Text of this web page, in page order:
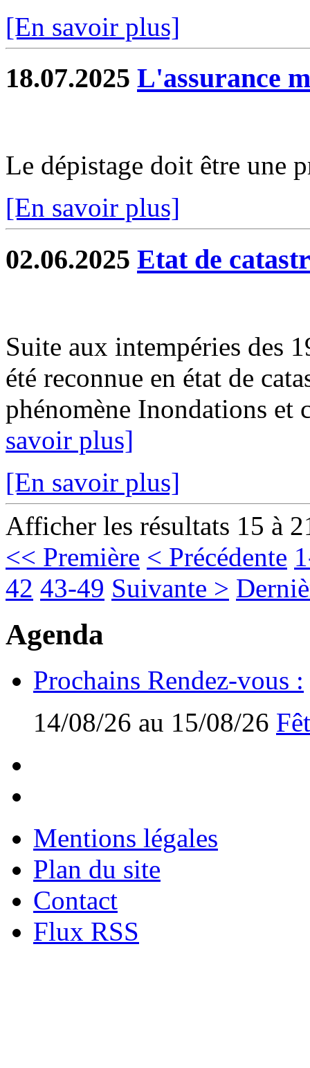
[En savoir plus]
18.07.2025 L'assurance
Le dépistage doit être une
[En savoir plus]
02.06.2025 Etat de
Suite aux intempéries des
été reconnue en état de
phénomène Inondations et
savoir plus]
[En savoir plus]
Afficher les résultats 15 à
<< Première < Précédente
42 43-49 Suivante >
Agenda
Prochains Rendez-vous :
14/08/26 au 15/08/26
Mentions légales
Plan du site
Contact
Flux RSS